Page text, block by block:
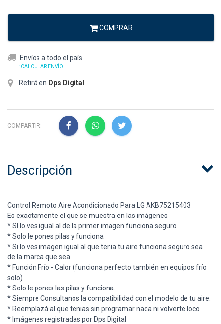
COMPRAR
Envíos a todo el país
¡CALCULAR ENVÍO!
Retirá en Dps Digital
COMPARTIR:
Descripción
Control Remoto Aire Acondicionado Para LG AKB75215403
Es exactamente el que se muestra en las imágenes
* SI lo ves igual al de la primer imagen funciona seguro
* Solo le pones pilas y funciona
* Si lo ves imagen igual al que tenia tu aire funciona seguro sea
de la marca que sea
* Función Frío - Calor (funciona perfecto también en equipos frío
solo)
* Solo le pones las pilas y funciona.
* Siempre Consultanos la compatibilidad con el modelo de tu aire.
* Reemplazá al que tenias sin programar nada ni volverte loco
* Imágenes registradas por Dps Digital